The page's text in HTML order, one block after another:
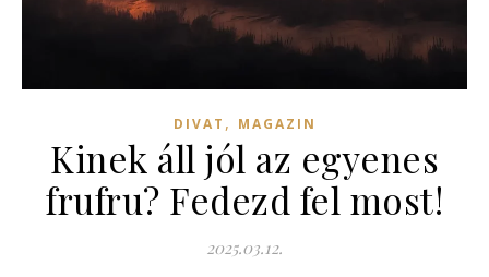
DIVAT , MAGAZIN
Kinek áll jól az egyenes
frufru? Fedezd fel most!
2025.03.12.